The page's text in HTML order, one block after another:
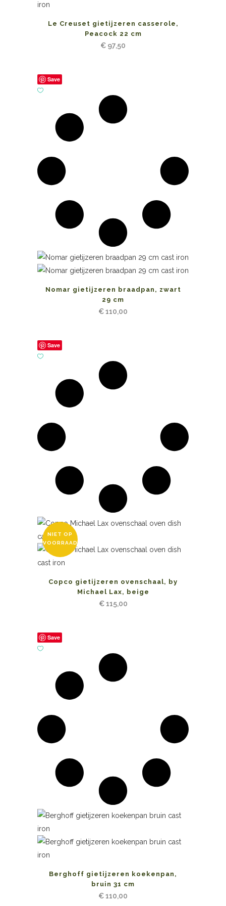
Le Creuset gietijzeren casserole,
Peacock 22 cm
€ 97,50
Save
Nomar gietijzeren braadpan, zwart
29 cm
€110,00
Save
NIET OP
VOORRAAD
Copco gietijzeren ovenschaal, by
Michael Lax, beige
€115,00
Save
Berghoff gietijzeren koekenpan,
bruin 31 cm
€110,00